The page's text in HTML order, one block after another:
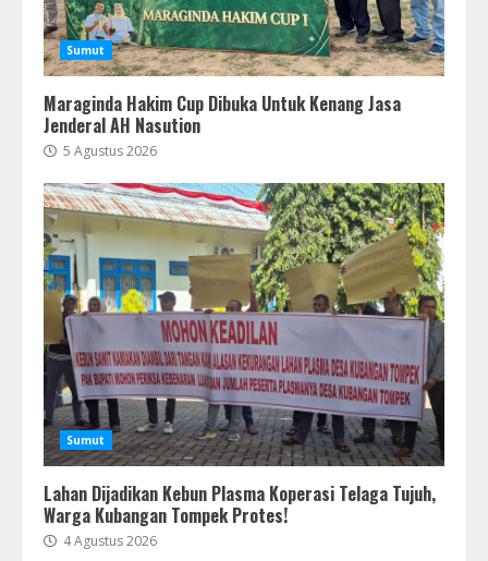
Sumut
Maraginda Hakim Cup Dibuka Untuk Kenang Jasa
Jenderal AH Nasution
5 Agustus 2026
Sumut
Lahan Dijadikan Kebun Plasma Koperasi Telaga Tujuh,
Warga Kubangan Tompek Protes!
4 Agustus 2026